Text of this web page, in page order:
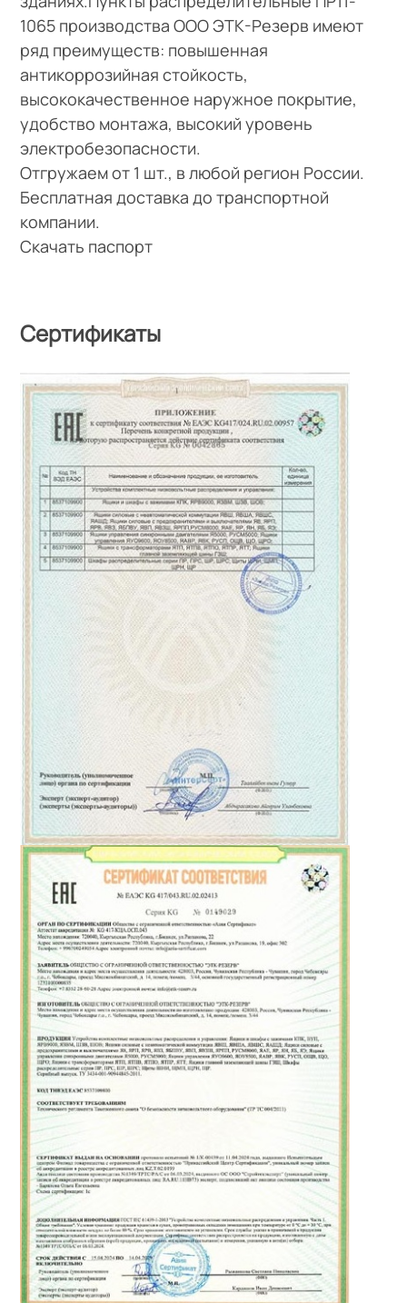
1065 производства ООО ЭТК-Резерв имеют
ряд преимуществ: повышенная
антикоррозийная стойкость,
высококачественное наружное покрытие,
удобство монтажа, высокий уровень
электробезопасности.
Отгружаем от 1 шт., в любой регион России.
Бесплатная доставка до транспортной
компании.
Скачать паспорт
Сертификаты